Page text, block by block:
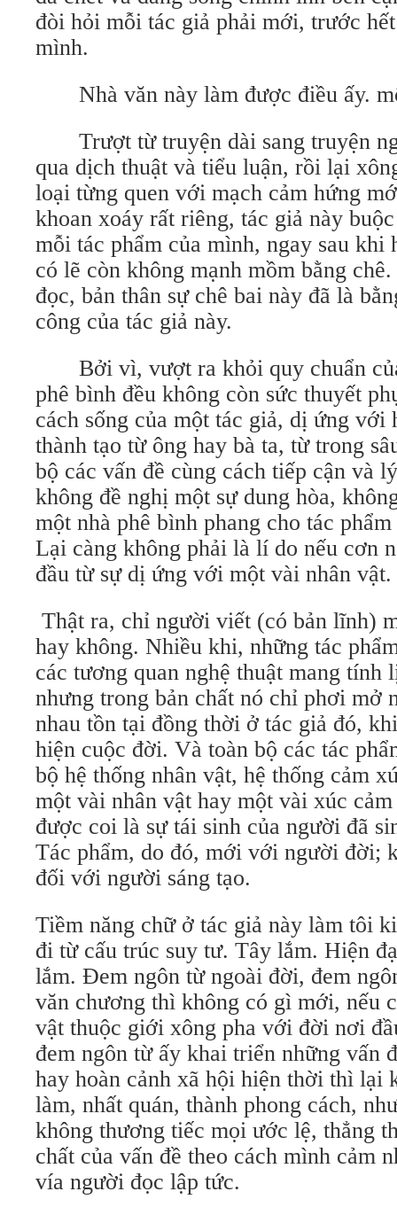
đòi hỏi mỗi tác giả phải mới, trước
mình.
Nhà văn này làm được điều ấy.
Trượt từ truyện dài sang truyện
qua dịch thuật và tiểu luận, rồi lại
loại từng quen với mạch cảm hứng
khoan xoáy rất riêng, tác giả này
mỗi tác phẩm của mình, ngay sau khi
có lẽ còn không mạnh mồm bằng
đọc, bản thân sự chê bai này đã là
công của tác giả này.
Bởi vì, vượt ra khỏi quy chuẩn
phê bình đều không còn sức thuyết
cách sống của một tác giả, dị ứng với
thành tạo từ ông hay bà ta, từ trong
bộ các vấn đề cùng cách tiếp cận và
không đề nghị một sự dung hòa,
một nhà phê bình phang cho tác
Lại càng không phải là lí do nếu cơn
đầu từ sự dị ứng với một vài nhân vật.
Thật ra, chỉ người viết (có bản lĩnh)
hay không. Nhiều khi, những tác
các tương quan nghệ thuật mang tính
nhưng trong bản chất nó chỉ phơi mở
nhau tồn tại đồng thời ở tác giả đó,
hiện cuộc đời. Và toàn bộ các tác
bộ hệ thống nhân vật, hệ thống cảm
một vài nhân vật hay một vài xúc
được coi là sự tái sinh của người đã
Tác phẩm, do đó, mới với người đời;
đối với người sáng tạo.
Tiềm năng chữ ở tác giả này làm tôi
đi từ cấu trúc suy tư. Tây lắm. Hiện
lắm. Đem ngôn từ ngoài đời, đem
văn chương thì không có gì mới, nếu
vật thuộc giới xông pha với đời nơi
đem ngôn từ ấy khai triển những vấn
hay hoàn cảnh xã hội hiện thời thì lại
làm, nhất quán, thành phong cách,
không thương tiếc mọi ước lệ, thẳng
chất của vấn đề theo cách mình cảm
vía người đọc lập tức.